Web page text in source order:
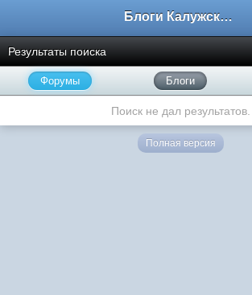
Блоги Калужского перекрестка
Результаты поиска
Форумы Блоги
Поиск не дал результатов.
Полная версия